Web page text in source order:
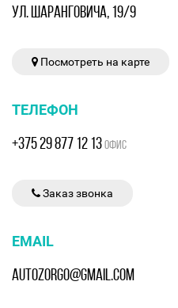
УЛ. ШАРАНГОВИЧА, 19/9
Посмотреть на карте
ТЕЛЕФОН
+375 29 877 12 13ОФИС
Заказ звонка
EMAIL
AUTOZORGO@GMAIL.COM